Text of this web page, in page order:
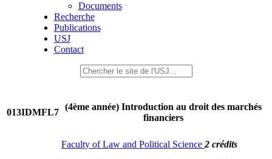
Documents
Recherche
Publications
USJ
Contact
013IDMFL7
(4ème année) Introduction au droit des marchés
financiers
Faculty of Law and Political Science 2 crédits